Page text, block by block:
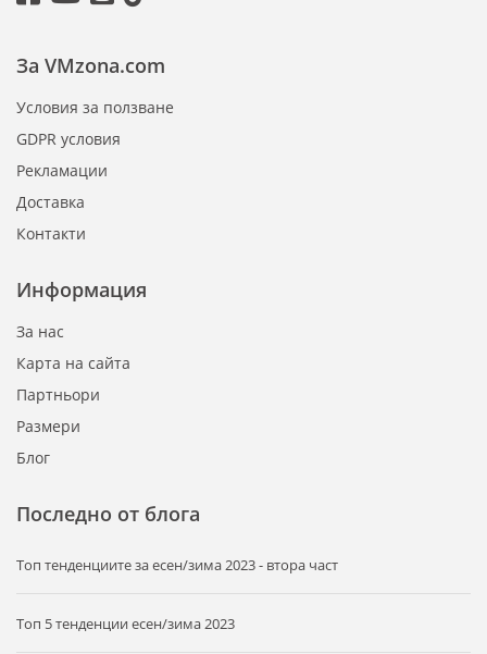
Информация
За нас
Карта на сайта
Партньори
Размери
Блог
За VMzona.com
Условия за ползване
GDPR условия
Рекламации
Доставка
Контакти
Последно от блога
Tоп тенденциите за есен/зима 2023 - втора част
Топ 5 тенденции есен/зима 2023